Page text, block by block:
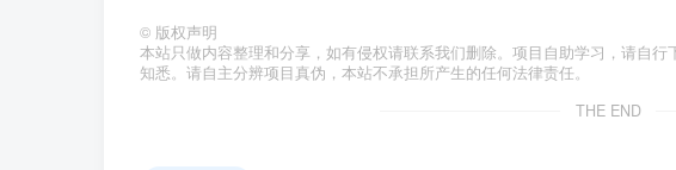
© 版权声明
本站只做内容整理和分享，如有侵权请联系我们删除。项目自助学习，请自
知悉。请自主分辨项目真伪，本站不承担所产生的任何法律责任。
THE END